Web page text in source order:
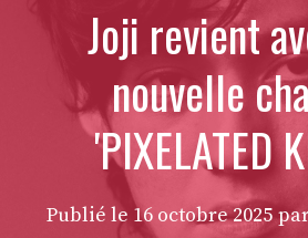
Joji revient
nouvelle
'PIXELATED
Publié le 16 octobre 2025